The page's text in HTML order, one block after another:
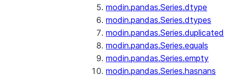
modin.pandas.Series.dtype
modin.pandas.Series.dtypes
modin.pandas.Series.duplicated
modin.pandas.Series.equals
modin.pandas.Series.empty
modin.pandas.Series.hasnans